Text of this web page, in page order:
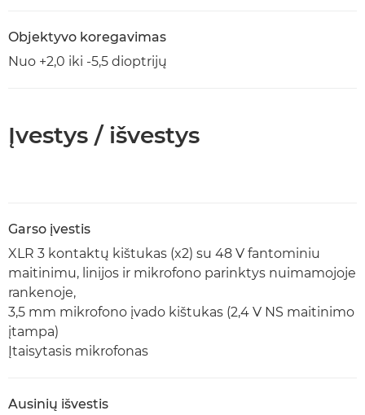
Objektyvo koregavimas
Nuo +2,0 iki -5,5 dioptrijų
Įvestys / išvestys
Garso įvestis
XLR 3 kontaktų kištukas (x2) su 48 V fantominiu
maitinimu, linijos ir mikrofono parinktys nuimamojoje
rankenoje,
3,5 mm mikrofono įvado kištukas (2,4 V NS maitinimo
įtampa)
Įtaisytasis mikrofonas
Ausinių išvestis